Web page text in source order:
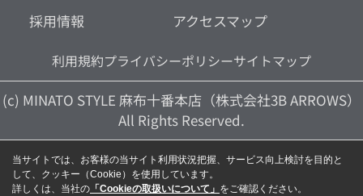
採用情報
アクセスマップ
利用規約プライバシーポリシーサイトマップ
(c) MINATO STYLE 麻布十番本店（株式会社3B ARROWS）
All Rights Reserved.
当サイトでは、お客様の当サイト利用状況把握、サービス向上検討を目的と
して、クッキー（Cookie）を使用しています。
詳しくは、当社の 「Cookieの取扱いについて」 をご確認ください。